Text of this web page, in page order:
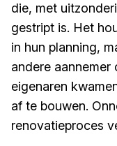
die, met
gestript is. Het
in hun planning,
andere
eigenaren
af te bouwen.
renovatieproces